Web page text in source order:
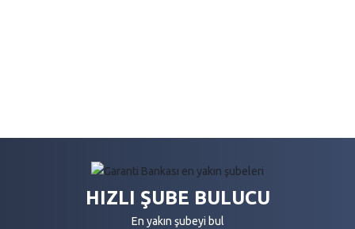
HIZLI ŞUBE BULUCU
En yakın şubeyi bul